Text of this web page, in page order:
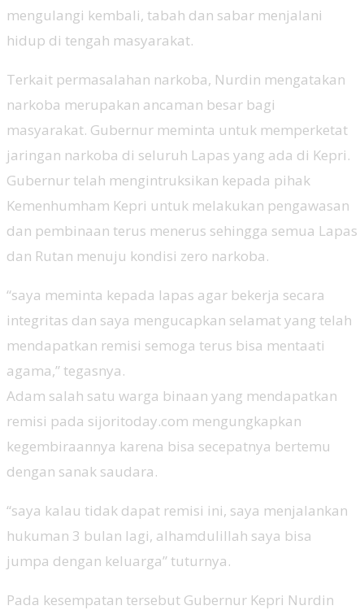
mengulangi kembali, tabah dan sabar menjalani
hidup di tengah masyarakat.
Terkait permasalahan narkoba, Nurdin mengatakan
narkoba merupakan ancaman besar bagi
masyarakat. Gubernur meminta untuk memperketat
jaringan narkoba di seluruh Lapas yang ada di Kepri.
Gubernur telah mengintruksikan kepada pihak
Kemenhumham Kepri untuk melakukan pengawasan
dan pembinaan terus menerus sehingga semua Lapas
dan Rutan menuju kondisi zero narkoba.
“saya meminta kepada lapas agar bekerja secara
integritas dan saya mengucapkan selamat yang telah
mendapatkan remisi semoga terus bisa mentaati
agama,” tegasnya.
Adam salah satu warga binaan yang mendapatkan
remisi pada sijoritoday.com mengungkapkan
kegembiraannya karena bisa secepatnya bertemu
dengan sanak saudara.
“saya kalau tidak dapat remisi ini, saya menjalankan
hukuman 3 bulan lagi, alhamdulillah saya bisa
jumpa dengan keluarga” tuturnya.
Pada kesempatan tersebut Gubernur Kepri Nurdin